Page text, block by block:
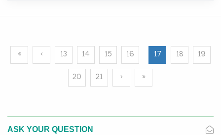
« ‹ 13 14 15 16 17 18 19
20 21 › »
ASK YOUR QUESTION